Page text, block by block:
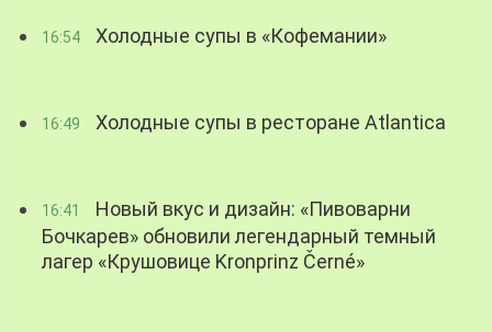
16:54 Холодные супы в «Кофемании»
16:49 Холодные супы в ресторане Atlantica
16:41
Новый вкус и дизайн: «Пивоварни
Бочкарев» обновили легендарный темный
лагер «Крушовице Kronprinz Černé»